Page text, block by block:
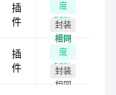
插
件
度
50%
封装
相同
插
件
相似
度
50%
封装
相同